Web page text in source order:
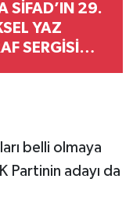
SİFAD’IN 29.
YAZ
SERGİSİ
belli olmaya
Partinin adayı da